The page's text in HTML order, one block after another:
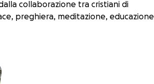
collaborazione tra cristiani di
preghiera, meditazione, educazione